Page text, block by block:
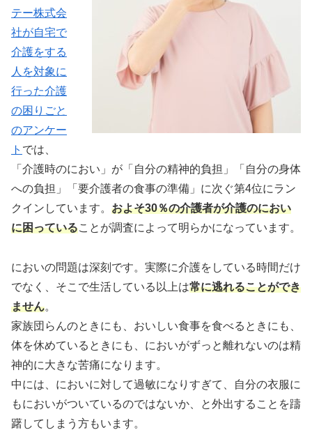
テー株式会
社が自宅で
介護をする
人を対象に
行った介護
の困りごと
のアンケー
ト では、
「介護時のにおい」が「自分の精神的負担」「自分の身体
への負担」「要介護者の食事の準備」に次ぐ第4位にラン
クインしています。 およそ30％の介護者が介護のにおい
に困っていることが調査によって明らかになっています。
においの問題は深刻です。実際に介護をしている時間だけ
でなく、そこで生活している以上は常に逃れることができ
ません。
家族団らんのときにも、おいしい食事を食べるときにも、
体を休めているときにも、においがずっと離れないのは精
神的に大きな苦痛になります。
中には、においに対して過敏になりすぎて、自分の衣服に
もにおいがついているのではないか、と外出することを躊
躇してしまう方もいます。